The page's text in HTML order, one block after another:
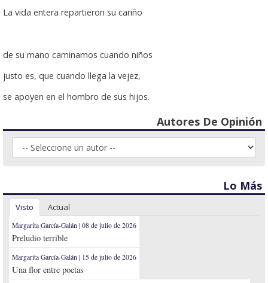
La vida entera repartieron su cariño
de su mano caminamos cuando niños
justo es, que cuando llega la vejez,
se apoyen en el hombro de sus hijos.
Autores De Opinión
Lo Más
Visto Actual
Margarita García-Galán | 08 de julio de 2026
Preludio terrible
Margarita García-Galán | 15 de julio de 2026
Una flor entre poetas